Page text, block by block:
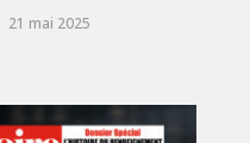
21 mai 2025